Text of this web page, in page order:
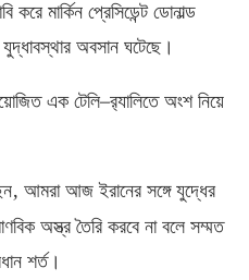
করে মার্কিন প্রেসিডেন্ট ডোনাল্ড
যুদ্ধাবস্থার অবসান ঘটেছে।
এক টেলি–র‍্যালিতে অংশ নিয়ে
, আমরা আজ ইরানের সঙ্গে যুদ্ধের
অস্ত্র তৈরি করবে না বলে সম্মত
শর্ত।